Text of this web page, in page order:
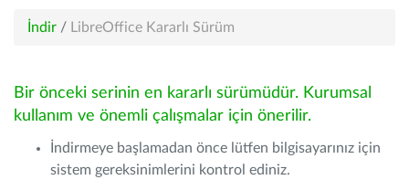
İndir / LibreOffice Kararlı Sürüm
Bir önceki serinin en kararlı sürümüdür. Kurumsal
kullanım ve önemli çalışmalar için önerilir.
İndirmeye başlamadan önce lütfen bilgisayarınız için
sistem gereksinimlerini kontrol ediniz.